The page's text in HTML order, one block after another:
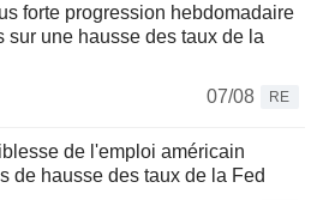
forte progression hebdomadaire
sur une hausse des taux de la
07/08
RE
de l'emploi américain
de hausse des taux de la Fed